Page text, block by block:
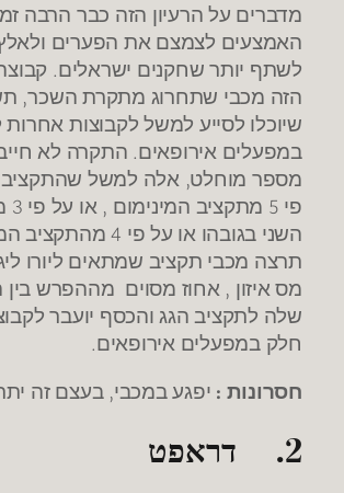
מדברים על הרעיון הזה כבר הרבה
האמצעים לצמצם את הפערים
לשתף יותר שחקנים ישראלים.
הזה מכבי שתחרוג מתקרת השכר,
שיוכלו לסייע למשל לקבוצות
במפעלים אירופאים. התקרה לא
מספר מוחלט, אלה למשל שהתקציב
השני בגובהו או על פי 4
תרצה מכבי תקציב שמתאים ליורו
מס איזון , אחוז מסוים מההפרש
שלה לתקציב הגג והכסף יועבר
חלק במפעלים אירופאים.
חסרונות : יפגע במכבי, בעצם זה
2. דראפט